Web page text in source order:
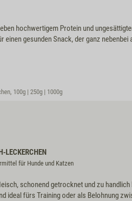
hochwertigem Protein und
gesunden Snack, der ganz
100g | 250g | 1000g
LECKERCHEN
für Hunde und Katzen
schonend getrocknet und zu
ideal fürs Training oder als Belohnung